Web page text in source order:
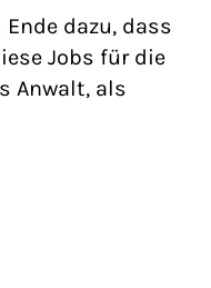
dazu, dass
Jobs für die
Anwalt, als